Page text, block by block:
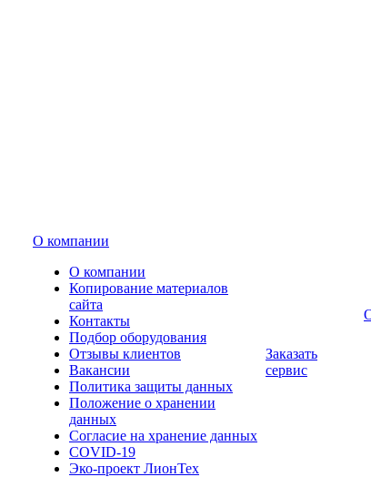
О компании
О компании
Копирование материалов
сайта
Контакты
Подбор оборудования
Отзывы клиентов
Вакансии
Политика защиты данных
Положение о хранении
данных
Согласие на хранение данных
COVID-19
Эко-проект ЛионТех
Заказать
сервис